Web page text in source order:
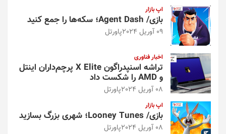
اپ بازار
بازی/ Agent Dash؛ سکه‌ها را جمع کنید
09 آوریل 2024 پاورتل
اخبار فناوری
تراشه اسنپدراگون X Elite پرچم‌داران اینتل
و AMD را شکست داد
08 آوریل 2024 پاورتل
اپ بازار
بازی/ Looney Tunes؛ شهری بزرگ بسازید
08 آوریل 2024 پاورتل